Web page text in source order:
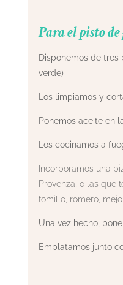
Para el pisto
Disponemos de tres
verde)
Los limpiamos y
Ponemos aceite en
Los cocinamos a
Incorporamos una
Provenza, o las que
tomillo, romero,
Una vez hecho,
Emplatamos junto